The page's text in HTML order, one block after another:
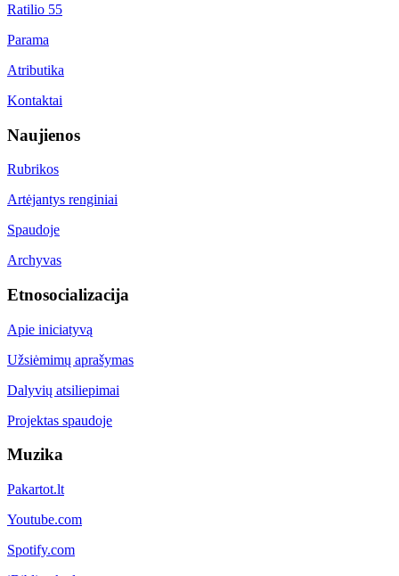
Ratilio 55
Parama
Atributika
Kontaktai
Naujienos
Rubrikos
Artėjantys renginiai
Spaudoje
Archyvas
Etnosocializacija
Apie iniciatyvą
Užsiėmimų aprašymas
Dalyvių atsiliepimai
Projektas spaudoje
Muzika
Pakartot.lt
Youtube.com
Spotify.com